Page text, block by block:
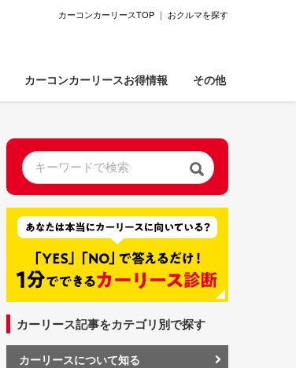
カーコンカーリースTOP ｜ おクルマを探す
カーコンカーリースお得情報 その他
カーリース記事をカテゴリ別で探す
カーリースについて知る